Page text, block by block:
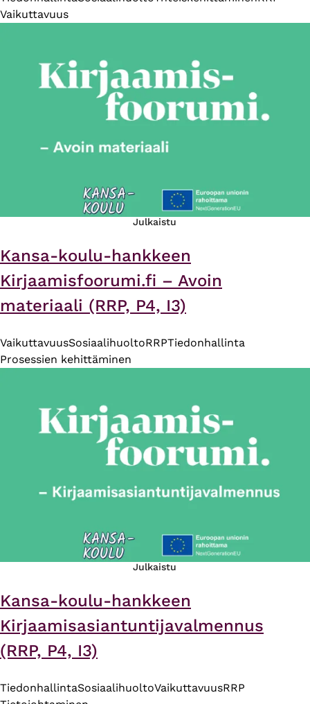
Vaikuttavuus
Julkaistu
Kansa-koulu-hankkeen
Kirjaamisfoorumi.fi – Avoin
materiaali (RRP, P4, I3)
VaikuttavuusSosiaalihuoltoRRPTiedonhallinta
Prosessien kehittäminen
Julkaistu
Kansa-koulu-hankkeen
Kirjaamisasiantuntijavalmennus
(RRP, P4, I3)
TiedonhallintaSosiaalihuoltoVaikuttavuusRRP